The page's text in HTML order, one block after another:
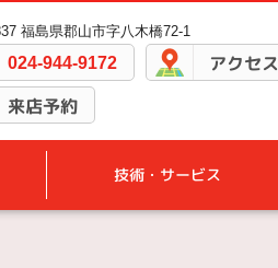
福島県郡山市字八木橋72-1
024-944-9172 アクセス
来店予約
技術・サービス